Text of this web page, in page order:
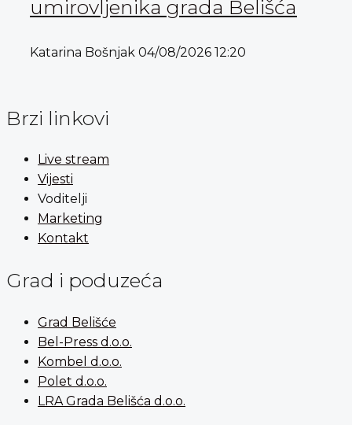
umirovljenika grada Belišća
Katarina Bošnjak 04/08/2026 12:20
Brzi linkovi
Live stream
Vijesti
Voditelji
Marketing
Kontakt
Grad i poduzeća
Grad Belišće
Bel-Press d.o.o.
Kombel d.o.o.
Polet d.o.o.
LRA Grada Belišća d.o.o.